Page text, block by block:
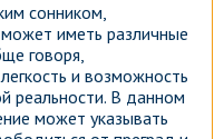
сонником,
иметь различные
говоря,
и возможность
реальности. В данном
может указывать